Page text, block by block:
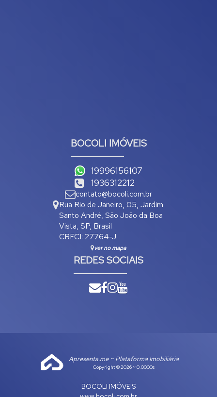
BOCOLI IMÓVEIS
19996156107
1936312212
contato@bocoli.com.br
Rua Rio de Janeiro, 05, Jardim
Santo André, São João da Boa
Vista, SP, Brasil
CRECI: 27764-J
ver no mapa
REDES SOCIAIS
Apresenta.me ~ Plataforma Imobiliária
Copyright © 2026 ~ 0.0000s
BOCOLI IMÓVEIS